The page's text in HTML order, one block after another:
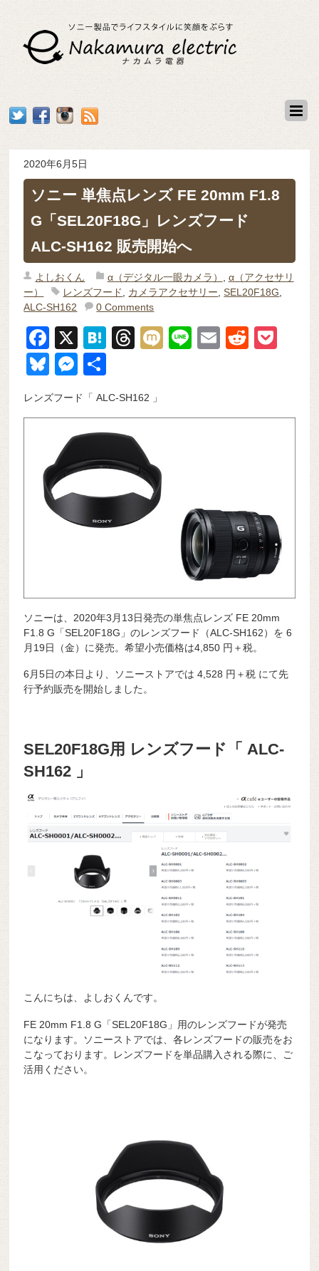
2020年6月5日
ソニー 単焦点レンズ FE 20mm F1.8
G「SEL20F18G」レンズフード
ALC-SH162 販売開始へ
よしおくん α（デジタル一眼カメラ）
α（アクセサリ
ー）
レンズフード カメラアクセサリー ,SEL20F18G
ALC-SH162
0 Comments
F
a
c
e
o
o
k
X
H
n
a
T
a
s
M
Li
E
R
Bl
u
e
sk
y
M
e
ss
e
n
g
er
レンズフード「 ALC-SH162 」
ソニーは、2020年3月13日発売の単焦点レンズ FE 20mm
F1.8 G「SEL20F18G」のレンズフード（ALC-SH162）を 6
月19日（金）に発売。希望小売価格は4,850 円＋税。
6月5日の本日より、ソニーストアでは4,528 円＋税 にて先
行予約販売を開始しました。
SEL20F18G用 レンズフード「 ALC-
SH162 」
こんにちは、よしおくんです。
FE 20mm F1.8 G「SEL20F18G」用のレンズフードが発売
になります。ソニーストアでは、各レンズフードの販売をお
こなっております。レンズフードを単品購入される際に、ご
活用ください。